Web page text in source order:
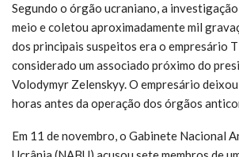
Segundo o órgão ucraniano, a
meio e coletou aproximadamente mil
dos principais suspeitos era o empresário
considerado um associado próximo do
Volodymyr Zelenskyy. O empresário
horas antes da operação dos órgãos
Em 11 de novembro, o Gabinete Nacional